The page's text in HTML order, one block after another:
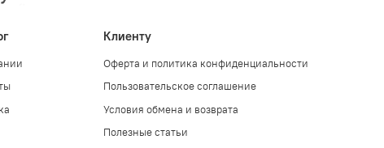
Клиенту
Оферта и политика конфиденциальности
Пользовательское соглашение
Условия обмена и возврата
Полезные статьи